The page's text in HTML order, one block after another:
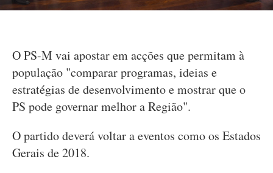
O PS-M vai apostar em acções que permitam à
população "comparar programas, ideias e
estratégias de desenvolvimento e mostrar que o
PS pode governar melhor a Região".
O partido deverá voltar a eventos como os Estados
Gerais de 2018.